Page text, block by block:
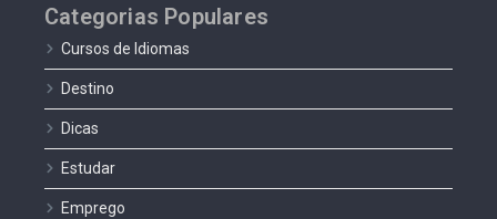
Categorias Populares
Cursos de Idiomas
Destino
Dicas
Estudar
Emprego